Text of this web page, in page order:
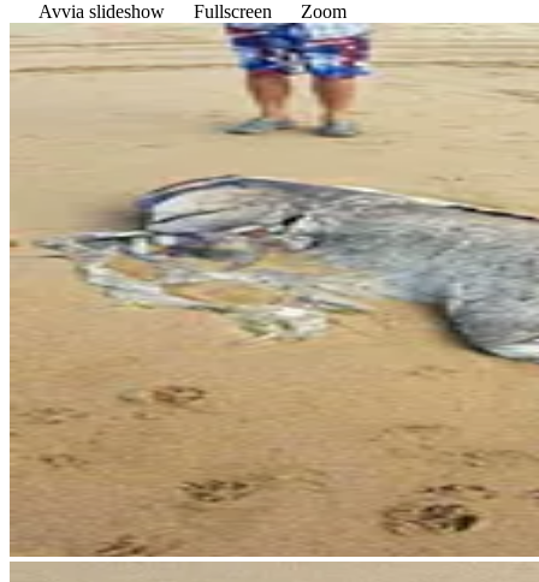
Avvia slideshow
Fullscreen Zoom